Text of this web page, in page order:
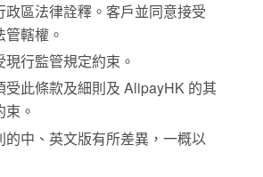
政區法律詮釋。客戶並同意接受
轄權。
行監管規定約束。
受此條款及細則及 AlipayHK 的其
。
的中、英文版有所差異，一概以